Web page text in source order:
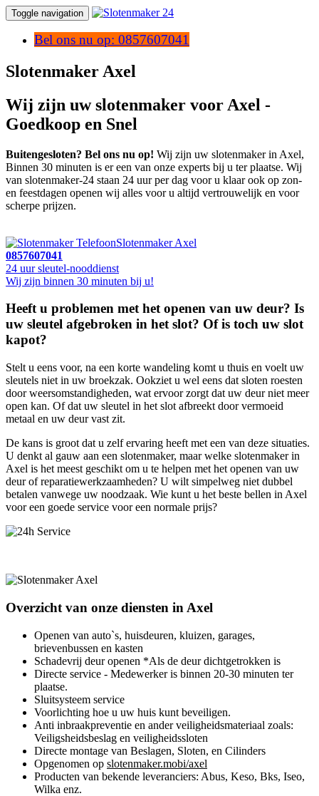
Toggle navigation
Bel ons nu op: 0857607041
Slotenmaker Axel
Wij zijn uw slotenmaker voor Axel -
Goedkoop en Snel
Buitengesloten? Bel ons nu op! Wij zijn uw slotenmaker in Axel,
Binnen 30 minuten is er een van onze experts bij u ter plaatse. Wij
van slotenmaker-24 staan 24 uur per dag voor u klaar ook op zon-
en feestdagen openen wij alles voor u altijd vertrouwelijk en voor
scherpe prijzen.
Slotenmaker Axel
0857607041
24 uur sleutel-nooddienst
Wij zijn binnen 30 minuten bij u!
Heeft u problemen met het openen van uw deur? Is
uw sleutel afgebroken in het slot? Of is toch uw slot
kapot?
Stelt u eens voor, na een korte wandeling komt u thuis en voelt uw
sleutels niet in uw broekzak. Ookziet u wel eens dat sloten roesten
door weersomstandigheden, wat ervoor zorgt dat uw deur niet meer
open kan. Of dat uw sleutel in het slot afbreekt door vermoeid
metaal en uw deur vast zit.
De kans is groot dat u zelf ervaring heeft met een van deze situaties.
U denkt al gauw aan een slotenmaker, maar welke slotenmaker in
Axel is het meest geschikt om u te helpen met het openen van uw
deur of reparatiewerkzaamheden? U wilt simpelweg niet dubbel
betalen vanwege uw noodzaak. Wie kunt u het beste bellen in Axel
voor een goede service voor een normale prijs?
Overzicht van onze diensten in Axel
Openen van auto`s, huisdeuren, kluizen, garages,
brievenbussen en kasten
Schadevrij deur openen *Als de deur dichtgetrokken is
Directe service - Medewerker is binnen 20-30 minuten ter
plaatse.
Sluitsysteem service
Voorlichting hoe u uw huis kunt beveiligen.
Anti inbraakpreventie en ander veiligheidsmateriaal zoals:
Veiligsheidsbeslag en veiligheidssloten
Directe montage van Beslagen, Sloten, en Cilinders
Opgenomen op slotenmaker.mobi/axel
Producten van bekende leveranciers: Abus, Keso, Bks, Iseo,
Wilka enz.